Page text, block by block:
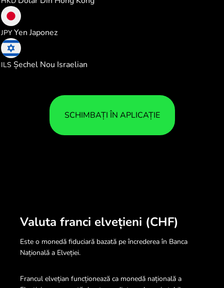
JPY Yen Japonez
ILS Șechel Nou Israelian
SCHIMBAȚI ÎN APLICAȚIE
Valuta franci elvețieni (CHF)
Este o monedă fiduciară bazată pe încrederea în Banca
Națională a Elveției.
Francul elvețian funcționează ca monedă națională a